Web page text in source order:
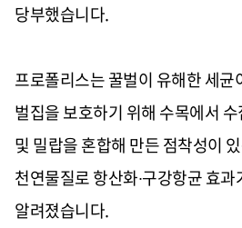
당부했습니다.
프로폴리스는 꿀벌이 유해한 세균
벌집을 보호하기 위해 수목에서
및 밀랍을 혼합해 만든 점착성이
천연물질로 항산화∙구강항균 효과
알려졌습니다.